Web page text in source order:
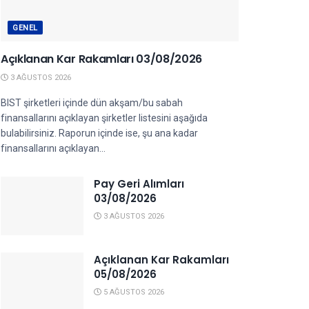
GENEL
Açıklanan Kar Rakamları 03/08/2026
3 AĞUSTOS 2026
BIST şirketleri içinde dün akşam/bu sabah
finansallarını açıklayan şirketler listesini aşağıda
bulabilirsiniz. Raporun içinde ise, şu ana kadar
finansallarını açıklayan...
Pay Geri Alımları
03/08/2026
3 AĞUSTOS 2026
Açıklanan Kar Rakamları
05/08/2026
5 AĞUSTOS 2026